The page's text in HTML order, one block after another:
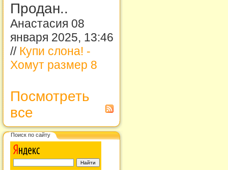
Продан..
Анастасия 08
января 2025, 13:46
// Купи слона! -
Хомут размер 8
Посмотреть
все
Поиск по сайту